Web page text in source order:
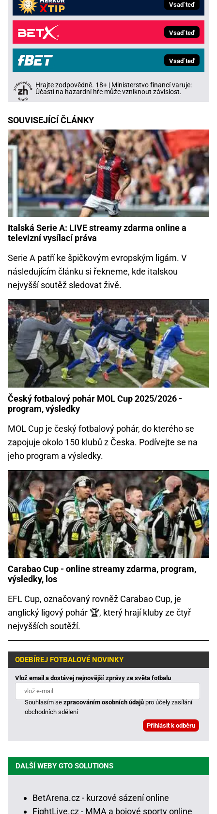
Vsaď teď
Vsaď teď
Vsaď teď
Hrajte zodpovědně. 18+ | Ministerstvo financí varuje:
Účastí na hazardní hře může vzniknout závislost.
SOUVISEJÍCÍ ČLÁNKY
Italská Serie A: LIVE streamy zdarma online a
televizní vysílací práva
Serie A patří ke špičkovým evropským ligám. V
následujícím článku si řekneme, kde italskou
nejvyšší soutěž sledovat živě.
Český fotbalový pohár MOL Cup 2025/2026 -
program, výsledky
MOL Cup je český fotbalový pohár, do kterého se
zapojuje okolo 150 klubů z Česka. Podívejte se na
jeho program a výsledky.
Carabao Cup - online streamy zdarma, program,
výsledky, los
EFL Cup, označovaný rovněž Carabao Cup, je
anglický ligový pohár 🏆, který hrají kluby ze čtyř
nejvyšších soutěží.
ODEBÍREJ FOTBALOVÉ NOVINKY
Vlož email a dostávej nejnovější zprávy ze světa fotbalu
Souhlasím sezpracováním osobních údajůpro účely zasílání
obchodních sdělení
DALŠÍ WEBY GTO SOLUTIONS
BetArena.cz - kurzové sázení online
FightLive.cz - MMA a bojové sporty online